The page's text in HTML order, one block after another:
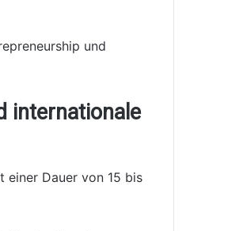
und
internationale
einer Dauer von 15 bis